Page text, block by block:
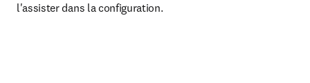
l'assister dans la configuration.